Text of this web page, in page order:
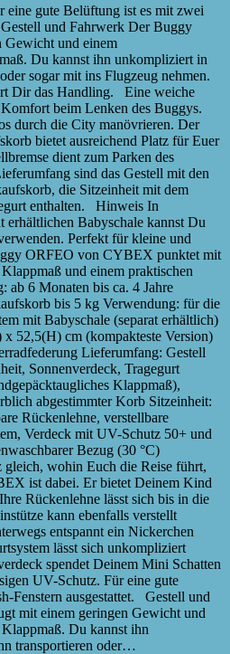
eine gute Belüftung ist es mit zwei
und Fahrwerk Der Buggy
Gewicht und einem
Du kannst ihn unkompliziert in
sogar mit ins Flugzeug nehmen.
Dir das Handling. Eine weiche
beim Lenken des Buggys.
durch die City manövrieren. Der
bietet ausreichend Platz für Euer
dient zum Parken des
sind das Gestell mit den
die Sitzeinheit mit dem
enthalten. Hinweis In
erhältlichen Babyschale kannst Du
Perfekt für kleine und
ORFEO von CYBEX punktet mit
und einem praktischen
6 Monaten bis ca. 4 Jahre
bis 5 kg Verwendung: für die
mit Babyschale (separat erhältlich)
52,5(H) cm (kompakteste Version)
Lieferumfang: Gestell
Sonnenverdeck, Tragegurt
Klappmaß),
abgestimmter Korb Sitzeinheit:
Rückenlehne, verstellbare
Verdeck mit UV-Schutz 50+ und
Bezug (30 °C)
wohin Euch die Reise führt,
ist dabei. Er bietet Deinem Kind
Rückenlehne lässt sich bis in die
kann ebenfalls verstellt
entspannt ein Nickerchen
lässt sich unkompliziert
spendet Deinem Mini Schatten
UV-Schutz. Für eine gute
Fenstern ausgestattet. Gestell und
mit einem geringen Gewicht und
Du kannst ihn
transportieren oder…